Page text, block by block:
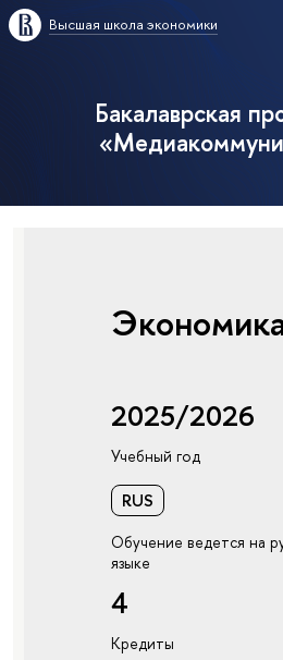
Высшая школа экономики
Бакалаврская
2025/2026
Учебный год
RUS
Обучение ведется на
языке
4
Кредиты